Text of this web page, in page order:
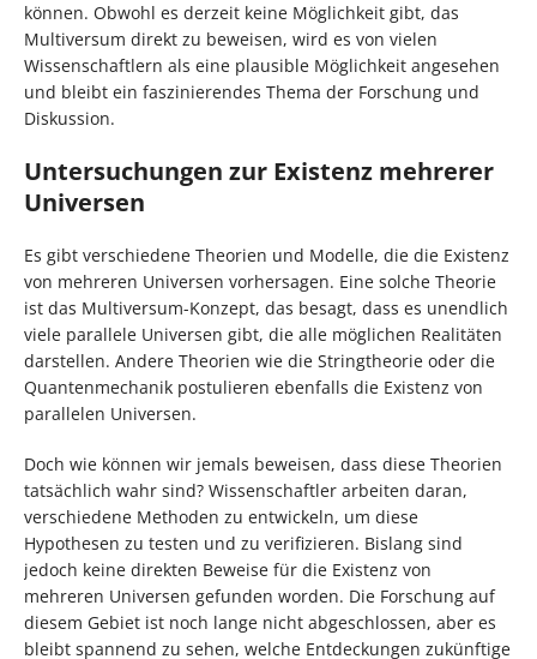
können. Obwohl es derzeit keine Möglichkeit gibt, das
Multiversum direkt zu beweisen, wird es von vielen
Wissenschaftlern als eine plausible Möglichkeit angesehen
und bleibt ein faszinierendes Thema der Forschung und
Diskussion.
Untersuchungen zur Existenz mehrerer
Universen
Es gibt verschiedene Theorien und Modelle, die die Existenz
von mehreren Universen vorhersagen. Eine solche Theorie
ist das Multiversum-Konzept, das besagt, dass es unendlich
viele parallele Universen gibt, die alle möglichen Realitäten
darstellen. Andere Theorien wie die Stringtheorie oder die
Quantenmechanik postulieren ebenfalls die Existenz von
parallelen Universen.
Doch wie können wir jemals beweisen, dass diese Theorien
tatsächlich wahr sind? Wissenschaftler arbeiten daran,
verschiedene Methoden zu entwickeln, um diese
Hypothesen zu testen und zu verifizieren. Bislang sind
jedoch keine direkten Beweise für die Existenz von
mehreren Universen gefunden worden. Die Forschung auf
diesem Gebiet ist noch lange nicht abgeschlossen, aber es
bleibt spannend zu sehen, welche Entdeckungen zukünftige